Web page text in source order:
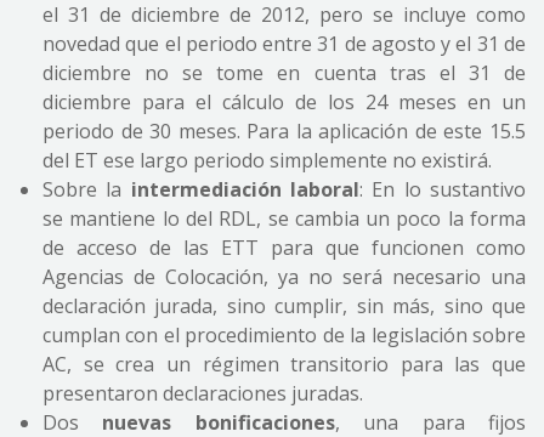
el 31 de diciembre de 2012, pero se incluye como
novedad que el periodo entre 31 de agosto y el 31 de
diciembre no se tome en cuenta tras el 31 de
diciembre para el cálculo de los 24 meses en un
periodo de 30 meses. Para la aplicación de este 15.5
del ET ese largo periodo simplemente no existirá.
Sobre la intermediación laboral: En lo sustantivo
se mantiene lo del RDL, se cambia un poco la forma
de acceso de las ETT para que funcionen como
Agencias de Colocación, ya no será necesario una
declaración jurada, sino cumplir, sin más, sino que
cumplan con el procedimiento de la legislación sobre
AC, se crea un régimen transitorio para las que
presentaron declaraciones juradas.
Dos nuevas bonificaciones, una para fijos